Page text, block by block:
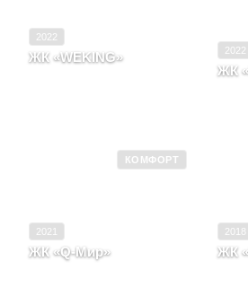
2022
ЖК «WEKING» 2022
ЖК
КОМФОРТ
2021
ЖК «Q-Мир»
2018
ЖК